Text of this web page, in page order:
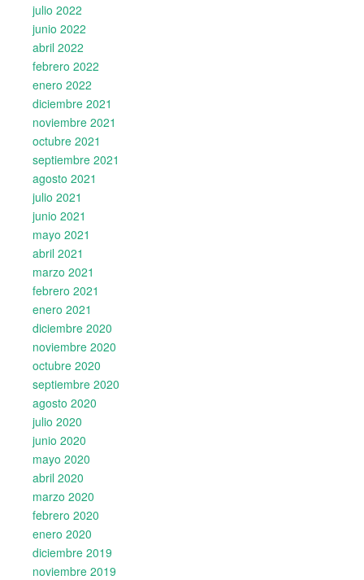
julio 2022
junio 2022
abril 2022
febrero 2022
enero 2022
diciembre 2021
noviembre 2021
octubre 2021
septiembre 2021
agosto 2021
julio 2021
junio 2021
mayo 2021
abril 2021
marzo 2021
febrero 2021
enero 2021
diciembre 2020
noviembre 2020
octubre 2020
septiembre 2020
agosto 2020
julio 2020
junio 2020
mayo 2020
abril 2020
marzo 2020
febrero 2020
enero 2020
diciembre 2019
noviembre 2019